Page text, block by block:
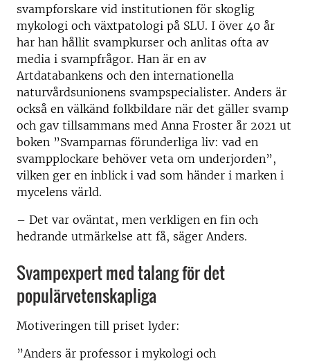
svampforskare vid institutionen för skoglig
mykologi och växtpatologi på SLU. I över 40 år
har han hållit svampkurser och anlitas ofta av
media i svampfrågor. Han är en av
Artdatabankens och den internationella
naturvårdsunionens svampspecialister. Anders är
också en välkänd folkbildare när det gäller svamp
och gav tillsammans med Anna Froster år 2021 ut
boken ”Svamparnas förunderliga liv: vad en
svampplockare behöver veta om underjorden”,
vilken ger en inblick i vad som händer i marken i
mycelens värld.
– Det var oväntat, men verkligen en fin och
hedrande utmärkelse att få, sägerAnders.
Svampexpert med talang för det
populärvetenskapliga
Motiveringen till priset lyder:
”Anders är professor i mykologi och